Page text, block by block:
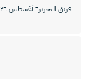
فريق التحرير٦ أغسطس ٢٠٢٦